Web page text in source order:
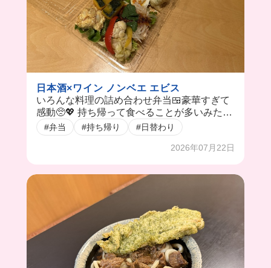
日本酒×ワイン ノンベエ エビス
いろんな料理の詰め合わせ弁当🍱豪華すぎて
感動🥺💖 持ち帰って食べることが多いみた
い！
#弁当 #持ち帰り #日替わり
2026年07月22日